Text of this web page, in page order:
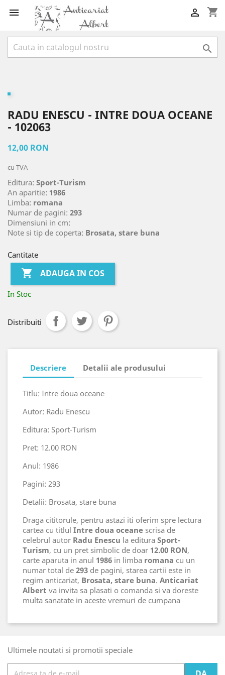
 shopping_cart


RADU ENESCU - INTRE DOUA OCEANE
- 102063
12,00 RON
cu TVA
Editura: Sport-Turism
An aparitie: 1986
Limba: romana
Numar de pagini: 293
Dimensiuni in cm:
Note si tip de coperta: Brosata, stare buna
Cantitate
 ADAUGA IN COS
In Stoc
Distribuiti
Descriere Detalii ale produsului
Titlu: Intre doua oceane
Autor: Radu Enescu
Editura: Sport-Turism
Pret: 12.00 RON
Anul: 1986
Pagini: 293
Detalii: Brosata, stare buna
Draga cititorule, pentru astazi iti oferim spre lectura
cartea cu titlul Intre doua oceane scrisa de
celebrul autor Radu Enescu la editura Sport-
Turism, cu un pret simbolic de doar 12.00 RON,
carte aparuta in anul 1986 in limba romana cu un
numar total de 293 de pagini, starea cartii este in
regim anticariat, Brosata, stare buna. Anticariat
Albert va invita sa plasati o comanda si va doreste
multa sanatate in aceste vremuri de cumpana
Ultimele noutati si promotii speciale